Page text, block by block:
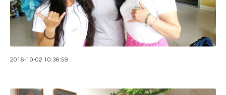
2016-10-02 10:36:59